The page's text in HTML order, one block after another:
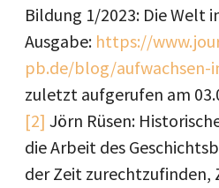
Bildung 1/2023: Die Welt
Ausgabe: https://
pb.de/blog/aufwachsen-
zuletzt aufgerufen am
[2] Jörn Rüsen:
die Arbeit des
der Zeit zurechtzufinden,